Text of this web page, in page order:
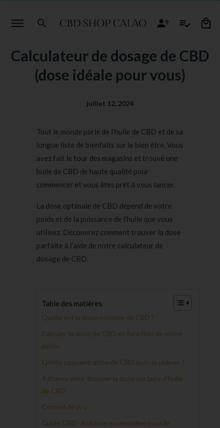
Calculateur de dosage de CBD
(dose idéale pour vous)
juillet 12, 2024
Tout le monde parle de l’huile de CBD et de sa
longue liste de bienfaits sur le bien être. Vous
avez fait le tour des magasins et trouvé une
huile de CBD de haute qualité pour
commencer et vous êtes prêt à vous lancer.
La dose optimale de CBD dépend de votre
poids et de la puissance de l’huile que vous
utilisez. Découvrez comment trouver la dose
parfaite à l’aide de notre calculateur de
dosage de CBD.
Table des matières
Quelle est la dose normale de CBD ?
Calculer la dose de CBD en fonction de votre
poids:
Quelle concentration de CBD dois-je utiliser ?
4 étapes pour trouver la dose parfaite d’huile
de CBD:
Conseil de pro :
Guide CBD : Astuces essentielles pour le